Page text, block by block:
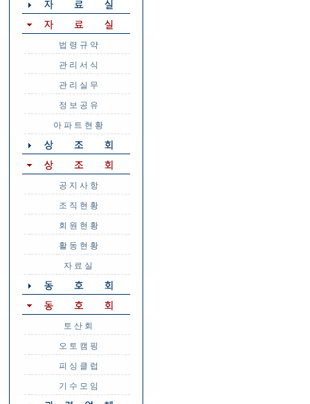
법 령 규 약
관 리 서 식
관 리 실 무
정 보 공 유
아 파 트 현 황
공 지 사 항
조 직 현 황
회 원 현 황
활 동 현 황
자 료 실
토 산 회
오 토 캠 핑
피 싱 클 럽
기 수 모 임